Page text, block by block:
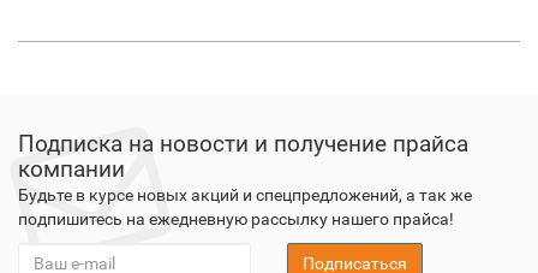
Подписка на новости и получение прайса
компании
Будьте в курсе новых акций и спецпредложений, а так же
подпишитесь на ежедневную рассылку нашего прайса!
Подписаться